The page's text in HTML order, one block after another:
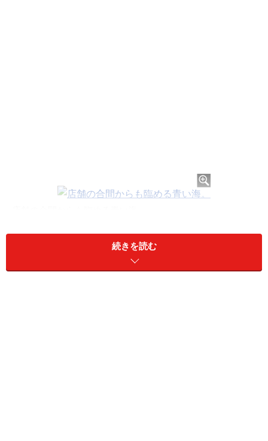
みなとみらい線「馬車道」から徒歩8分ほど海側に歩
き、赤レンガ倉庫の北側に位置します。地下には駐車場
も完備しているので車でもアクセスしやすいでしょう。
続きを読む